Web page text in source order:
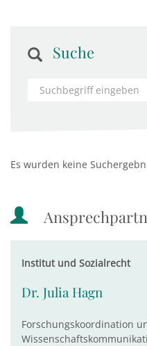
Suche
Es wurden keine
Institut und Sozialrecht
Dr. Julia Hagn
Forschungskoordination